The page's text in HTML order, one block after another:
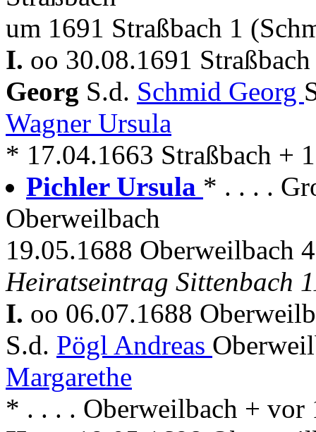
um 1691 Straßbach 1
I. oo 30.08.1691
Georg S.d. Schmid Georg
Wagner Ursula
* 17.04.1663 Straßbach +
Pichler Ursula * . . . .
Oberweilbach
19.05.1688 Oberweilbach
Heiratseintrag Sittenbach
I. oo 06.07.1688
S.d. Pögl Andreas
Margarethe
* . . . . Oberweilbach + vor